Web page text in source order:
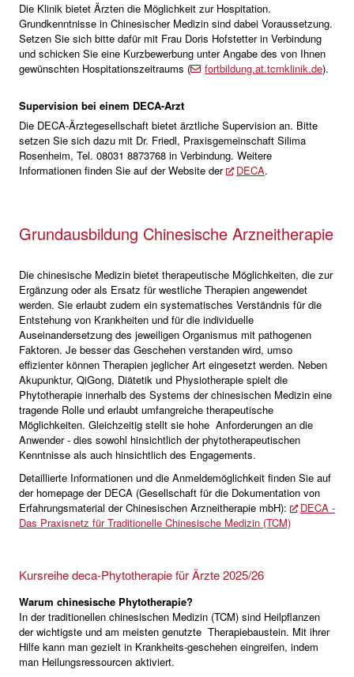
Die Klinik bietet Ärzten die Möglichkeit zur Hospitation.
Grundkenntnisse in Chinesischer Medizin sind dabei Voraussetzung.
Setzen Sie sich bitte dafür mit Frau Doris Hofstetter in Verbindung
und schicken Sie eine Kurzbewerbung unter Angabe des von Ihnen
gewünschten Hospitationszeitraums (
fortbildung.at.tcmklinik.de).
Supervision bei einem DECA-Arzt
Die DECA-Ärztegesellschaft bietet ärztliche Supervision an. Bitte
setzen Sie sich dazu mit Dr. Friedl, Praxisgemeinschaft Silima
Rosenheim, Tel. 08031 8873768 in Verbindung. Weitere
Informationen finden Sie auf der Website der
DECA.
Grundausbildung Chinesische Arzneitherapie
Die chinesische Medizin bietet therapeutische Möglichkeiten, die zur
Ergänzung oder als Ersatz für westliche Therapien angewendet
werden. Sie erlaubt zudem ein systematisches Verständnis für die
Entstehung von Krankheiten und für die individuelle
Auseinandersetzung des jeweiligen Organismus mit pathogenen
Faktoren. Je besser das Geschehen verstanden wird, umso
effizienter können Therapien jeglicher Art eingesetzt werden. Neben
Akupunktur, QiGong, Diätetik und Physiotherapie spielt die
Phytotherapie innerhalb des Systems der chinesischen Medizin eine
tragende Rolle und erlaubt umfangreiche therapeutische
Möglichkeiten. Gleichzeitig stellt sie hohe Anforderungen an die
Anwender - dies sowohl hinsichtlich der phytotherapeutischen
Kenntnisse als auch hinsichtlich des Engagements.
Detaillierte Informationen und die Anmeldemöglichkeit finden Sie auf
der homepage der DECA (Gesellschaft für die Dokumentation von
Erfahrungsmaterial der Chinesischen Arzneitherapie mbH):
DECA -
Das Praxisnetz für Traditionelle Chinesische Medizin (TCM)
Kursreihe deca-Phytotherapie für Ärzte 2025/26
Warum chinesische Phytotherapie?
In der traditionellen chinesischen Medizin (TCM) sind Heilpflanzen
der wichtigste und am meisten genutzte Therapiebaustein. Mit ihrer
Hilfe kann man gezielt in Krankheits-geschehen eingreifen, indem
man Heilungsressourcen aktiviert.